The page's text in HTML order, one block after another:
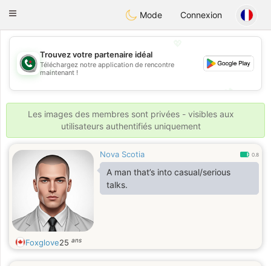
Weshrak
Toggle
Mode Connexion
💖
💕
💕
Trouvez votre partenaire idéal
Téléchargez notre application de rencontre
maintenant !
Les images des membres sont privées - visibles aux
utilisateurs authentifiés uniquement
Nova Scotia 0.8
A man that’s into casual/serious
talks.
Foxglove25 ans